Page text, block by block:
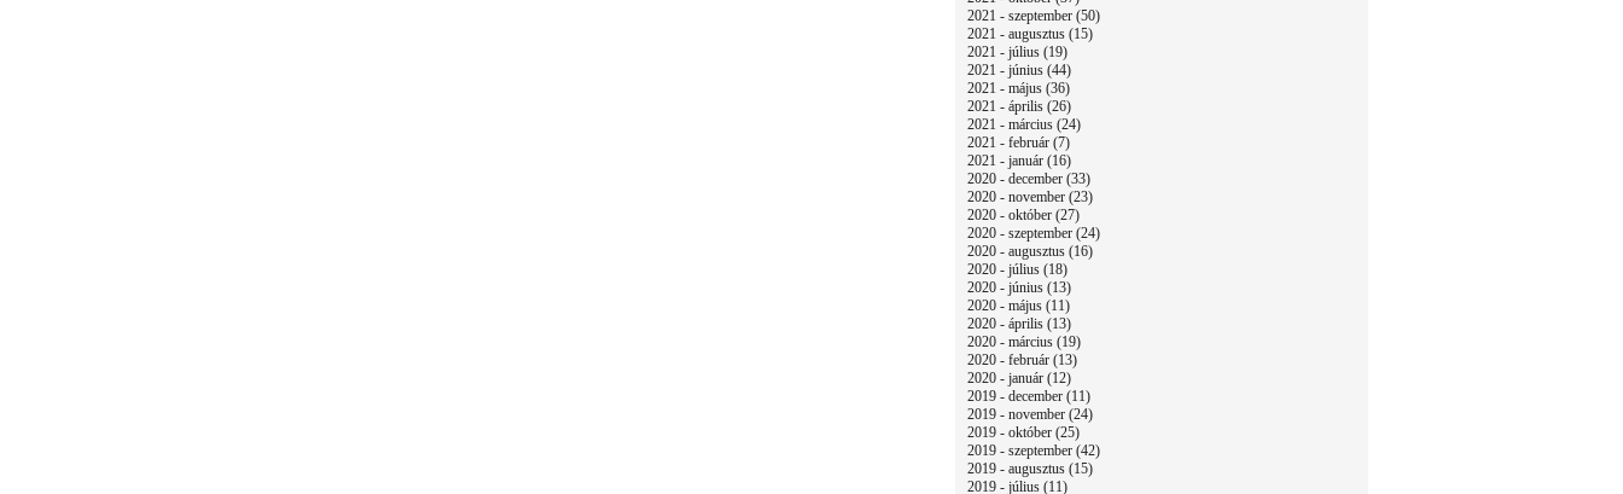
2021 - szeptember (50)
2021 - augusztus (15)
2021 - július (19)
2021 - június (44)
2021 - május (36)
2021 - április (26)
2021 - március (24)
2021 - február (7)
2021 - január (16)
2020 - december (33)
2020 - november (23)
2020 - október (27)
2020 - szeptember (24)
2020 - augusztus (16)
2020 - július (18)
2020 - június (13)
2020 - május (11)
2020 - április (13)
2020 - március (19)
2020 - február (13)
2020 - január (12)
2019 - december (11)
2019 - november (24)
2019 - október (25)
2019 - szeptember (42)
2019 - augusztus (15)
2019 - július (11)